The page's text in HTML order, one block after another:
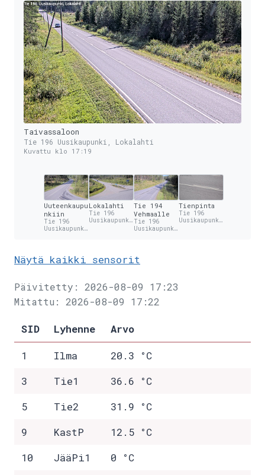
Taivassaloon
Tie 196 Uusikaupunki, Lokalahti
Kuvattu klo 17:19
Uuteenkaupu
nkiin
Tie 196
Uusikaupunki
Lokalahti
Tie 196
Uusikaupunki
Tie 194
Vehmaalle
Tie 196
Uusikaupunki
Tienpinta
Tie 196
Uusikaupunki
Näytä kaikki sensorit
Päivitetty: 2026-08-09 17:23
Mitattu: 2026-08-09 17:22
SID Lyhenne
Arvo
1
Ilma
20.3 °C
3
Tie1
36.6 °C
5
Tie2
31.9 °C
9
KastP
12.5 °C
10
JääPi1
0 °C